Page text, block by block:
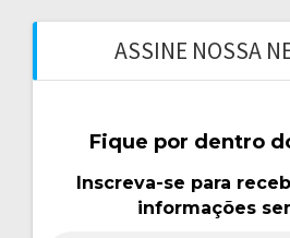
ASSINE NOSSA
Fique por dentro
Inscreva-se para
informações